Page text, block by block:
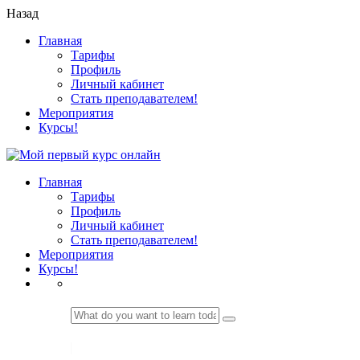
Назад
Главная
Тарифы
Профиль
Личный кабинет
Стать преподавателем!
Мероприятия
Курсы!
Главная
Тарифы
Профиль
Личный кабинет
Стать преподавателем!
Мероприятия
Курсы!